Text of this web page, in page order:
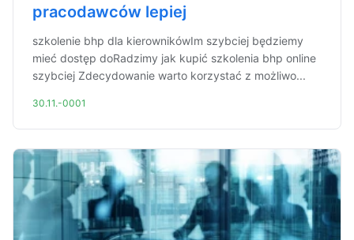
pracodawców lepiej
szkolenie bhp dla kierownikówIm szybciej będziemy
mieć dostęp doRadzimy jak kupić szkolenia bhp online
szybciej Zdecydowanie warto korzystać z możliwo...
30.11.-0001